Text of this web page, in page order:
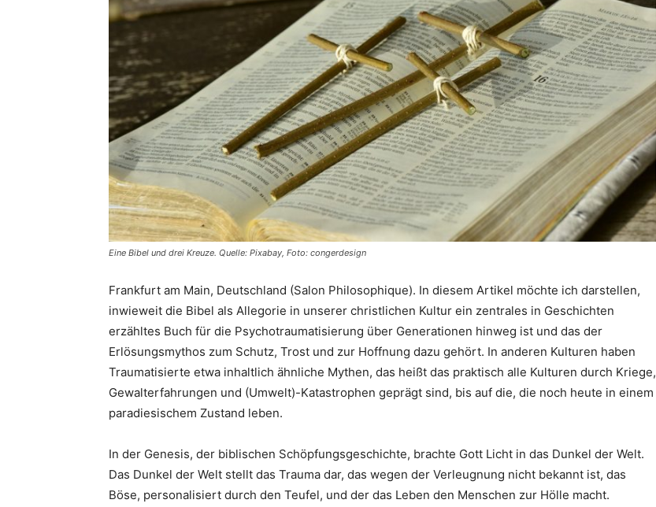
Eine Bibel und drei Kreuze. Quelle: Pixabay, Foto: congerdesign
Frankfurt am Main, Deutschland (Salon Philosophique). In diesem Artikel möchte ich darstellen,
inwieweit die Bibel als Allegorie in unserer christlichen Kultur ein zentrales in Geschichten
erzähltes Buch für die Psychotraumatisierung über Generationen hinweg ist und das der
Erlösungsmythos zum Schutz, Trost und zur Hoffnung dazu gehört. In anderen Kulturen haben
Traumatisierte etwa inhaltlich ähnliche Mythen, das heißt das praktisch alle Kulturen durch Kriege,
Gewalterfahrungen und (Umwelt)-Katastrophen geprägt sind, bis auf die, die noch heute in einem
paradiesischem Zustand leben.
In der Genesis, der biblischen Schöpfungsgeschichte, brachte Gott Licht in das Dunkel der Welt.
Das Dunkel der Welt stellt das Trauma dar, das wegen der Verleugnung nicht bekannt ist, das
Böse, personalisiert durch den Teufel, und der das Leben den Menschen zur Hölle macht.